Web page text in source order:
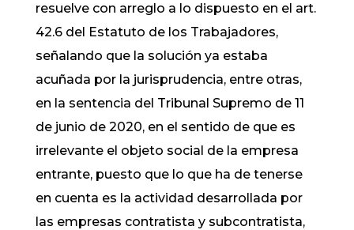
resuelve con arreglo a lo dispuesto en el art.
42.6 del Estatuto de los Trabajadores,
señalando que la solución ya estaba
acuñada por la jurisprudencia, entre otras,
en la sentencia del Tribunal Supremo de 11
de junio de 2020, en el sentido de que es
irrelevante el objeto social de la empresa
entrante, puesto que lo que ha de tenerse
en cuenta es la actividad desarrollada por
las empresas contratista y subcontratista,